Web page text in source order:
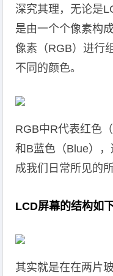
深究其理，无论是
是由一个个像素构
像素（RGB）进行
不同的颜色。
RGB中R代表红色
和B蓝色（Blue）
成我们日常所见的
LCD屏幕的结构如
其实就是在在两片